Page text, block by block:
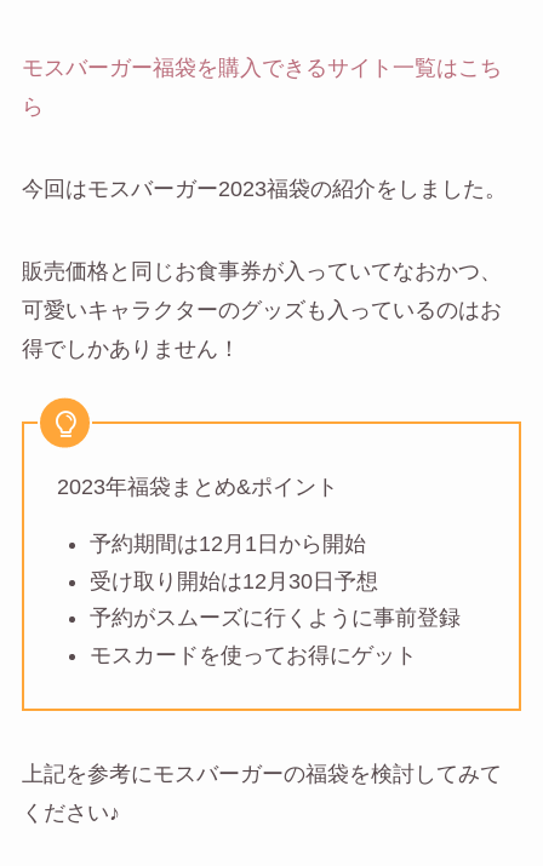
モスバーガー福袋を購入できるサイト一覧はこち
ら
今回はモスバーガー2023福袋の紹介をしました。
販売価格と同じお食事券が入っていてなおかつ、
可愛いキャラクターのグッズも入っているのはお
得でしかありません！
2023年福袋まとめ&ポイント
予約期間は12月1日から開始
受け取り開始は12月30日予想
予約がスムーズに行くように事前登録
モスカードを使ってお得にゲット
上記を参考にモスバーガーの福袋を検討してみて
ください♪